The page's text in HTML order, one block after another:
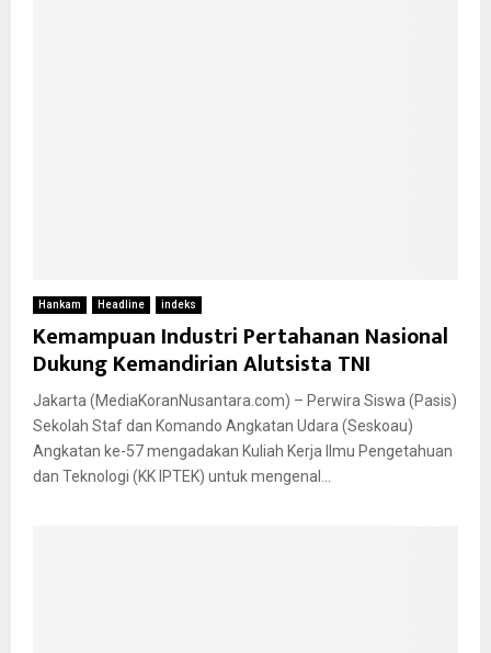
Hankam Headline indeks
Kemampuan Industri Pertahanan Nasional
Dukung Kemandirian Alutsista TNI
Jakarta (MediaKoranNusantara.com) – Perwira Siswa (Pasis)
Sekolah Staf dan Komando Angkatan Udara (Seskoau)
Angkatan ke-57 mengadakan Kuliah Kerja Ilmu Pengetahuan
dan Teknologi (KK IPTEK) untuk mengenal...